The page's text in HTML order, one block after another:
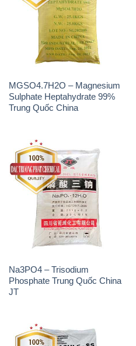
MGSO4.7H2O – Magnesium
Sulphate Heptahydrate 99%
Trung Quốc China
Na3PO4 – Trisodium
Phosphate Trung Quốc China
JT